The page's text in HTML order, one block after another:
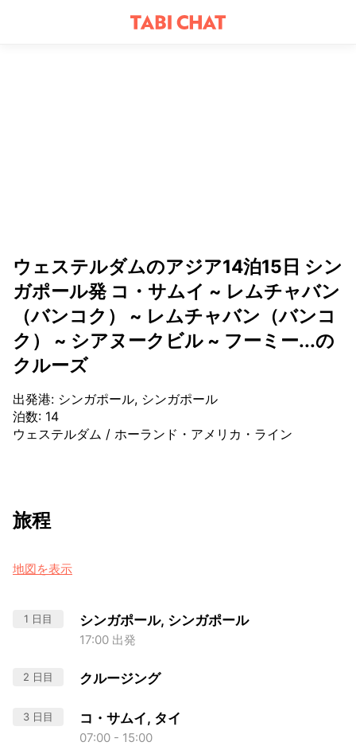
ウェステルダムのアジア14泊15日 シン
ガポール発 コ・サムイ ~ レムチャバン
（バンコク） ~ レムチャバン（バンコ
ク） ~ シアヌークビル ~ フーミー...の
クルーズ
出発港: シンガポール, シンガポール
泊数: 14
ウェステルダム / ホーランド・アメリカ・ライン
旅程
地図を表示
1 日目 シンガポール, シンガポール
17:00 出発
2 日目 クルージング
3 日目 コ・サムイ, タイ
07:00 - 15:00